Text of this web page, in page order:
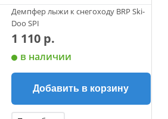
Демпфер лыжи к снегоходу BRP Ski-
Doo SPI
1 110 р.
в наличии
Добавить в корзину